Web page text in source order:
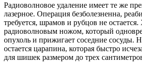
Радиоволновое удаление имеет те же
лазерное. Операция безболезненна,
требуется, шрамов и рубцов не
радиоволновым ножом, который
опухоль и прижигает соседние сосуды.
остается царапина, которая быстро
для шишек размером до трех